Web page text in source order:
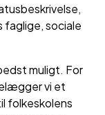
faglige, sociale
muligt. For
vi et
folkeskolens